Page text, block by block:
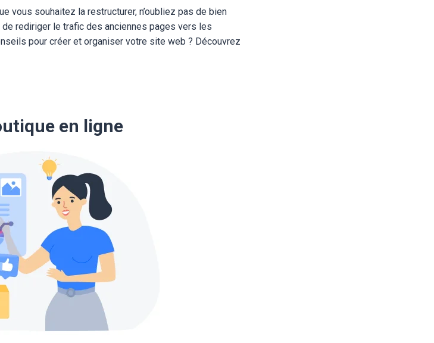
vous souhaitez la restructurer, n’oubliez pas de bien
rediriger le trafic des anciennes pages vers les
pour créer et organiser votre site web ? Découvrez
en ligne